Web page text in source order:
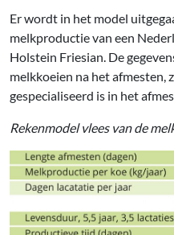
Er wordt in het model
melkproductie van een
Holstein Friesian. De
melkkoeien na het afmesten,
gespecialiseerd is in het
Rekenmodel vlees van de